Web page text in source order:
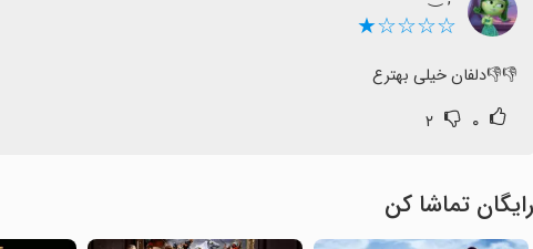
☆☆☆☆★
👎👎دلفان خیلی بهترع
۰ ۲
رایگان تماشا کن